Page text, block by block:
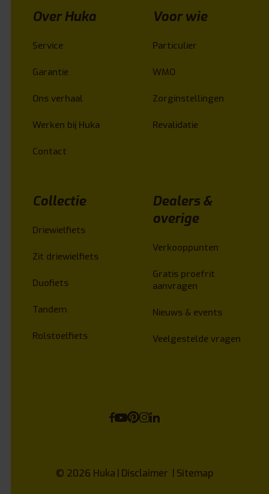
Over Huka
Service
Garantie
Ons verhaal
Werken bij Huka
Contact
Voor wie
Particulier
WMO
Zorginstellingen
Revalidatie
Collectie
Driewielfiets
Zit driewielfiets
Duofiets
Tandem
Rolstoelfiets
Dealers &
overige
Verkooppunten
Gratis proefrit
aanvragen
Nieuws & events
Veelgestelde vragen
© 2026 Huka Disclaimer Sitemap